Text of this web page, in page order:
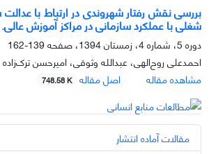
بررسی نقش رفتار شهروندی در ارتباط با
شغلی با عملکرد سازمانی در مراکز آموزش عالی.
دوره 5، شماره 4، زمستان 1394، صفحه
139-162
احمدعلی روح‌الهی، عبدالله وثوقی، امیرحسن ترک‌زاده
مشاهده مقاله
اصل مقاله 748.58 K
مقالات آماده انتشار